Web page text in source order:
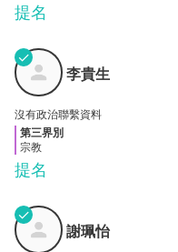
提名
李貴
生
✓
提名
李貴生
沒有政治聯繫資料
第三界別
宗教
謝珮
怡
✓
謝珮怡